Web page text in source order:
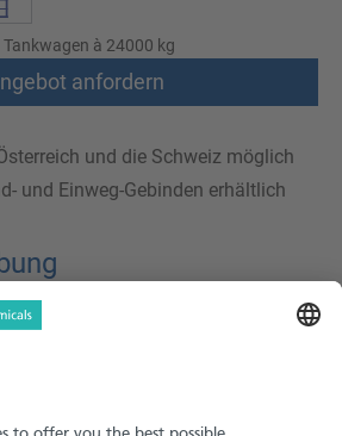
Tankwagen à 24000 kg
anfordern
und die Schweiz möglich
und Einweg-Gebinden erhältlich
Merkmale